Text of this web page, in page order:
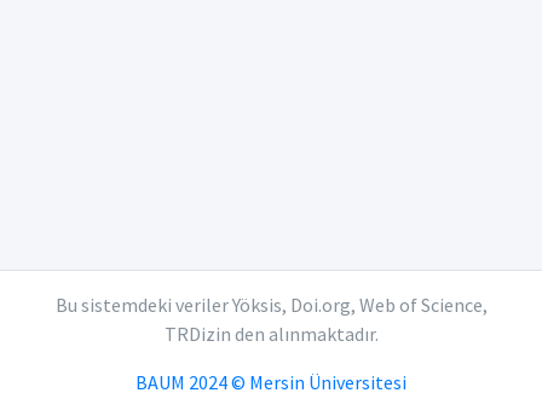
Bu sistemdeki veriler Yöksis, Doi.org, Web of Science,
TRDizin den alınmaktadır.
BAUM 2024 © Mersin Üniversitesi